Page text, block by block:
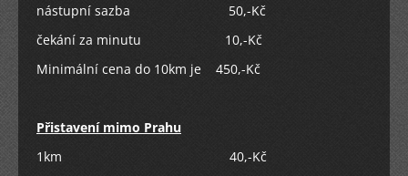
nástupní sazba 50,-Kč
čekání za minutu 10,-Kč
Minimální cena do 10km je 450,-Kč
Přistavení mimo Prahu
1km 40,-Kč